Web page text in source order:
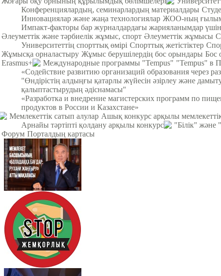
Конференциялардың, семинарлардың материалдары
Инновациялар және жаңа технологиялар ЖОО-ның
Импакт-факторы бар журналдардағы жарияланымдар үшін
Әлеуметтік және тәрбиелік жұмыс, спорт Әлеуметтік жұмысы
Университеттің спорттық өмірі Спорттық жетістіктер
Жұмысқа орналастыру Жұмыс берушілердің бос орындары Бос
Erasmus+
Международные программы "Tempus" "Tempus" в
«Содействие развитию организаций образования через
"Өндірістің алдыңғы қатарлы жүйесін әзірлеу және
қалыптастырудың әдіснамасы"
«Разработка и внедрение магистерских программ по
продуктов в России и Казахстане»
Мемлекеттік сатып алулар Ашық конкурс арқылы
Арнайы тәртіпті қолдану арқылы конкурс
"Білік" және
Форум Порталдың картасы